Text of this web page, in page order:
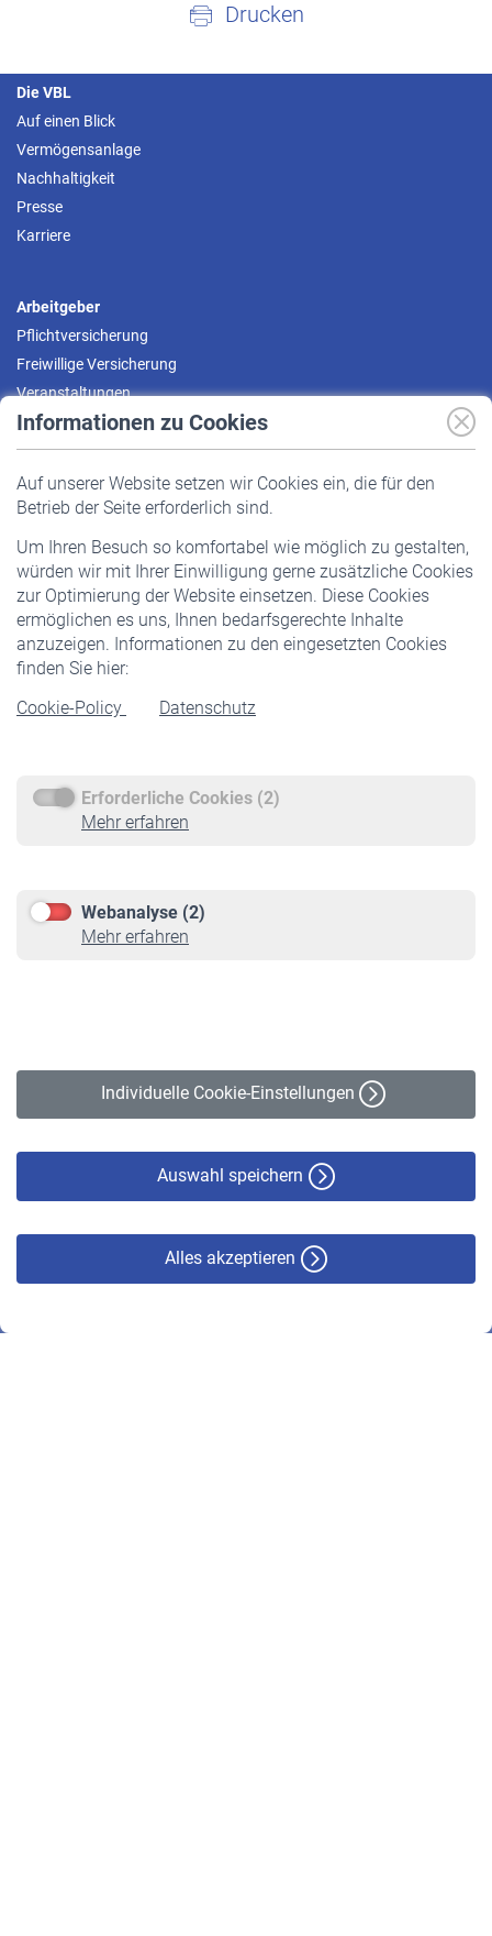
Informationen zu Cookies
Auf unserer Website setzen wir Cookies ein, die für den
Betrieb der Seite erforderlich sind.
Um Ihren Besuch so komfortabel wie möglich zu gestalten,
würden wir mit Ihrer Einwilligung gerne zusätzliche Cookies
zur Optimierung der Website einsetzen. Diese Cookies
ermöglichen es uns, Ihnen bedarfsgerechte Inhalte
anzuzeigen. Informationen zu den eingesetzten Cookies
finden Sie hier:
Cookie-Policy
Datenschutz
Erforderliche Cookies (2)
Mehr erfahren
Webanalyse (2)
Mehr erfahren
Individuelle Cookie-Einstellungen
Auswahl speichern
Alles akzeptieren
Drucken
Die VBL
Auf einen Blick
Vermögensanlage
Nachhaltigkeit
Presse
Karriere
Arbeitgeber
Pflichtversicherung
Freiwillige Versicherung
Veranstaltungen
Pflichtversicherung
Staatliche Förderung
Veranstaltungen
Rentner
Rentenbeginn
Rente beantragen
Service
Informationen
Online-Rechner
VBLnewsletter
Erklärung zur Barrierefreiheit
© VBL 2026